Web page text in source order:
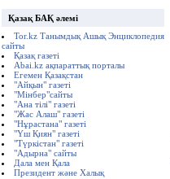
Қазақ БАҚ әлемі
Tor.kz Танымдық Ашық Энциклопедия
сайты
Қазақ газеті
Abai.kz ақпараттық порталы
Егемен Қазақстан
"Айқын" газеті
"Мінбер"сайты
"Ана тілі" газеті
"Жас Алаш" газеті
"Нұрастана" газеті
"Үш Қиян" газеті
"Түркістан" газеті
"Адырна" сайты
Дала мен Қала
Президент және Халық